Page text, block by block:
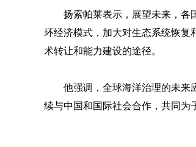
扬索帕莱表示，展望未来，各
环经济模式，加大对生态系统恢复
术转让和能力建设的途径。
他强调，全球海洋治理的未来
续与中国和国际社会合作，共同为